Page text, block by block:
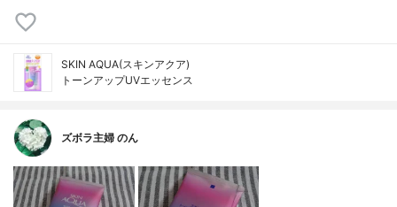
SKIN AQUA(スキンアクア)
トーンアップUVエッセンス
ズボラ主婦 のん